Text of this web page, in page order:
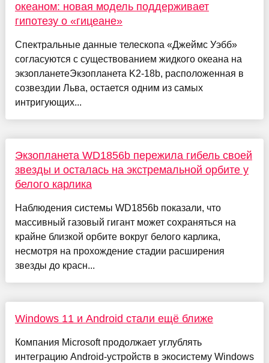
океаном: новая модель поддерживает
гипотезу о «гицеане»
Спектральные данные телескопа «Джеймс Уэбб»
согласуются с существованием жидкого океана на
экзопланетеЭкзопланета K2-18b, расположенная в
созвездии Льва, остается одним из самых
интригующих...
Экзопланета WD1856b пережила гибель своей
звезды и осталась на экстремальной орбите у
белого карлика
Наблюдения системы WD1856b показали, что
массивный газовый гигант может сохраняться на
крайне близкой орбите вокруг белого карлика,
несмотря на прохождение стадии расширения
звезды до красн...
Windows 11 и Android стали ещё ближе
Компания Microsoft продолжает углублять
интеграцию Android-устройств в экосистему Windows